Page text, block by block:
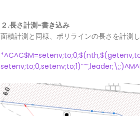
２.長さ計測-書き込み
面積計測と同様、ポリラインの長さを計測